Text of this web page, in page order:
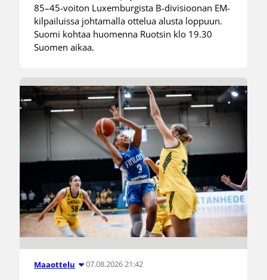
85–45-voiton Luxemburgista B-divisioonan EM-
kilpailuissa johtamalla ottelua alusta loppuun.
Suomi kohtaa huomenna Ruotsin klo 19.30
Suomen aikaa.
Maaottelu 07.08.2026 21:42